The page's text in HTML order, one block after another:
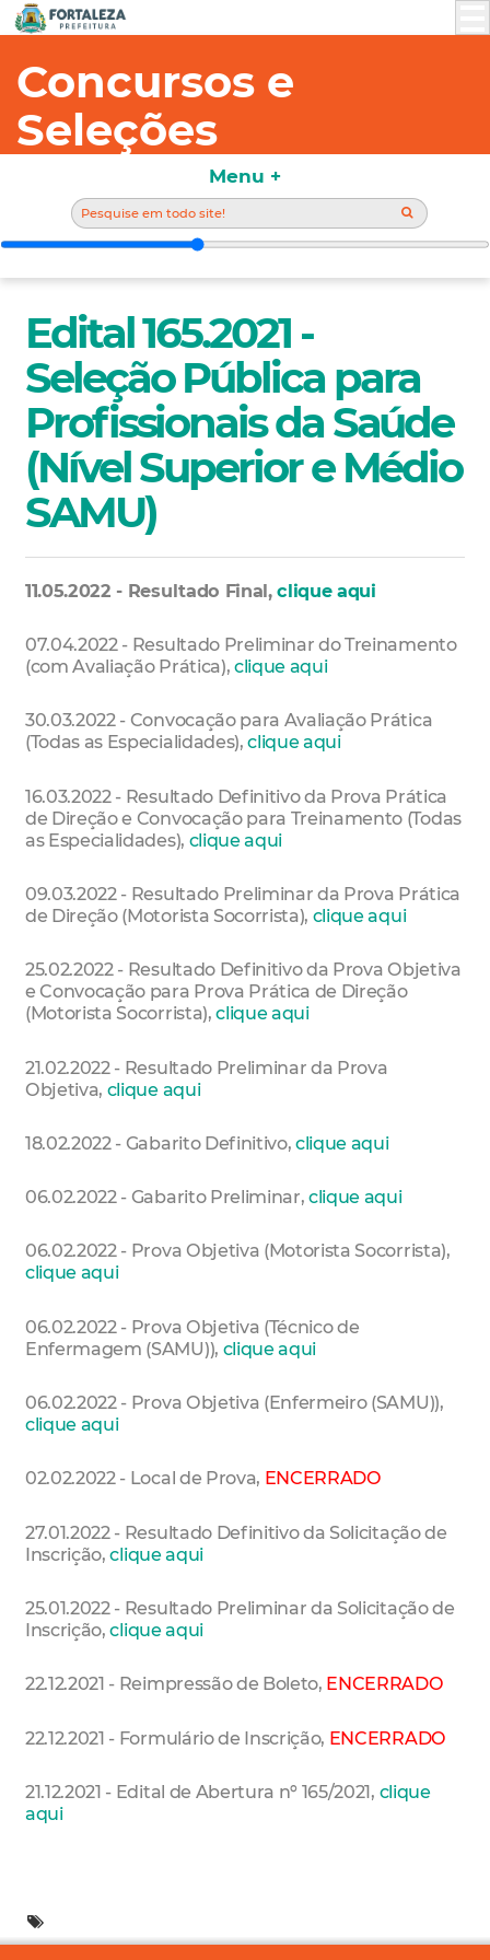
Concursos e
Seleções
Edital 165.2021 -
Seleção Pública para
Profissionais da Saúde
(Nível Superior e Médio
SAMU)
11.05.2022 - Resultado Final,clique aqui
07.04.2022 - Resultado Preliminar do Treinamento
(com Avaliação Prática), clique aqui
30.03.2022 - Convocação para Avaliação Prática
(Todas as Especialidades),clique aqui
16.03.2022 - Resultado Definitivo da Prova Prática
de Direção e Convocação para Treinamento (Todas
as Especialidades), clique aqui
09.03.2022 - Resultado Preliminar da Prova Prática
de Direção (Motorista Socorrista), clique aqui
25.02.2022 - Resultado Definitivo da Prova Objetiva
e Convocação para Prova Prática de Direção
(Motorista Socorrista),clique aqui
21.02.2022 - Resultado Preliminar da Prova
Objetiva, clique aqui
18.02.2022 - Gabarito Definitivo,clique aqui
06.02.2022 - Gabarito Preliminar,clique aqui
06.02.2022 - Prova Objetiva (Motorista Socorrista),
clique aqui
06.02.2022 - Prova Objetiva (Técnico de
Enfermagem (SAMU)), clique aqui
06.02.2022 - Prova Objetiva (Enfermeiro (SAMU)),
clique aqui
02.02.2022 - Local de Prova, ENCERRADO
27.01.2022 - Resultado Definitivo da Solicitação de
Inscrição,clique aqui
25.01.2022 - Resultado Preliminar da Solicitação de
Inscrição,clique aqui
22.12.2021 - Reimpressão de Boleto, ENCERRADO
22.12.2021 - Formulário de Inscrição, ENCERRADO
21.12.2021 - Edital de Abertura nº 165/2021, clique
aqui